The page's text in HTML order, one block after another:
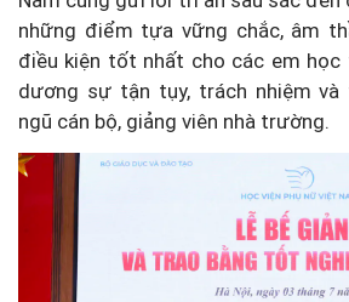
những điểm tựa vững chắc, âm
điều kiện tốt nhất cho các em học
dương sự tận tụy, trách nhiệm
ngũ cán bộ, giảng viên nhà trường.